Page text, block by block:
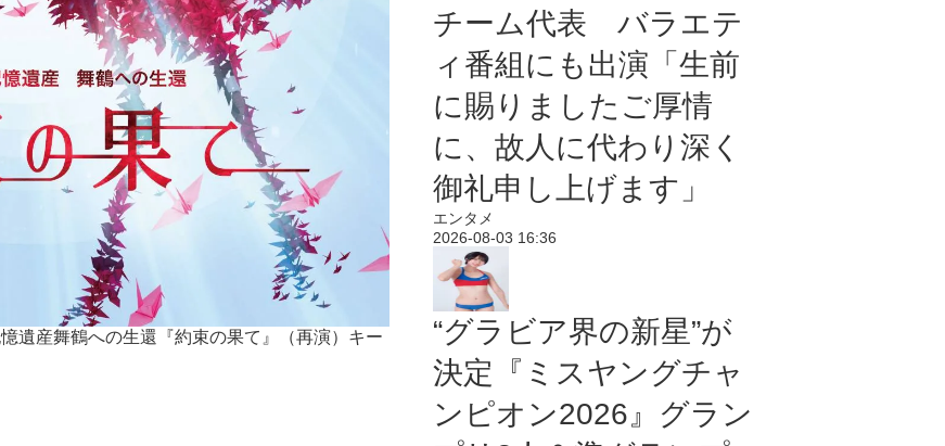
遺産舞鶴への生還『約束の果て』（再演）キー
チーム代表 バラエテ
ィ番組にも出演「生前
に賜りましたご厚情
に、故人に代わり深く
御礼申し上げます」
エンタメ
2026-08-03 16:36
“グラビア界の新星”が
決定『ミスヤングチャ
ンピオン2026』グラン